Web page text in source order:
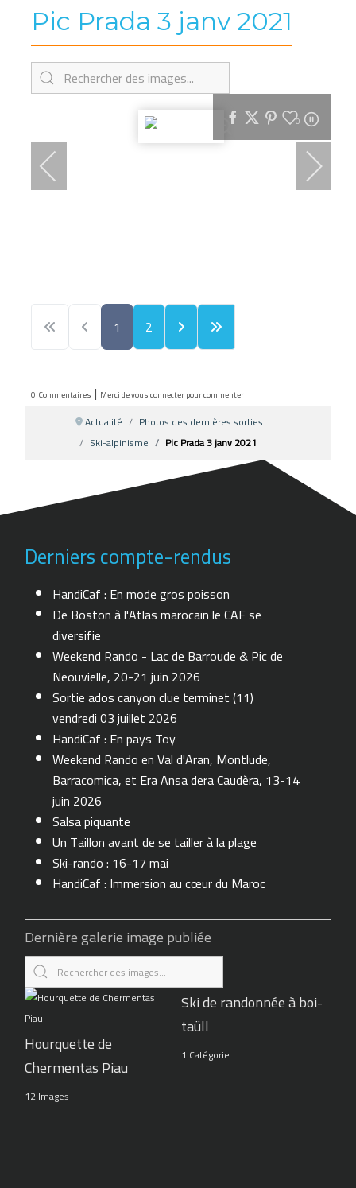
Pic Prada 3 janv 2021
0
1 2
0 Commentaires | Merci de vous connecter pour commenter
Actualité
Photos des dernières sorties
Ski-alpinisme
Pic Prada 3 janv 2021
Derniers compte-rendus
HandiCaf : En mode gros poisson
De Boston à l'Atlas marocain le CAF se
diversifie
Weekend Rando - Lac de Barroude & Pic de
Neouvielle, 20-21 juin 2026
Sortie ados canyon clue terminet (11)
vendredi 03 juillet 2026
HandiCaf : En pays Toy
Weekend Rando en Val d'Aran, Montlude,
Barracomica, et Era Ansa dera Caudèra, 13-14
juin 2026
Salsa piquante
Un Taillon avant de se tailler à la plage
Ski-rando : 16-17 mai
HandiCaf : Immersion au cœur du Maroc
Dernière galerie image publiée
Hourquette de
Chermentas Piau
12 Images
Ski de randonnée à boi-
taüll
1 Catégorie